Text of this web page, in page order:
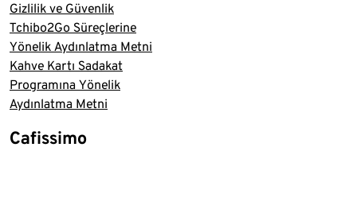
Gizlilik ve Güvenlik
Tchibo2Go Süreçlerine
Yönelik Aydınlatma Metni
Kahve Kartı Sadakat
Programına Yönelik
Aydınlatma Metni
Cafissimo